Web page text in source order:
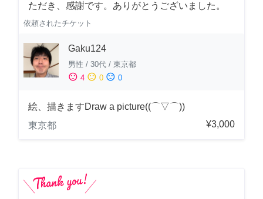
ただき、感謝です。ありがとうございました。
依頼されたチケット
Gaku124
男性 / 30代 / 東京都
sentiment_satisfied 4 sentiment_neutral 0 sentiment_dissatisfied 0
絵、描きますDraw a picture((⌒▽⌒))
東京都
¥3,000